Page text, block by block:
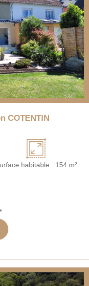
COTENTIN
habitable : 154 m²